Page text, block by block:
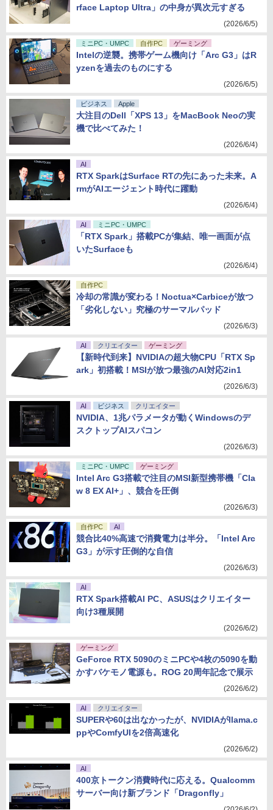
rface Laptop Ultra」の中身が異次元すぎる
(2026/6/5)
ミニPC・UMPC 自作PC ゲーミング
Intelの逆襲。携帯ゲーム機向け「Arc G3」はR
yzenを過去のものにする
(2026/6/5)
ビジネス Apple
大注目のDell「XPS 13」をMacBook Neoの実
機で比べてみた！
(2026/6/4)
AI
RTX SparkはSurface RTの先にあった未来。A
rmがAIエージェント時代に躍動
(2026/6/4)
AI ミニPC・UMPC
「RTX Spark」搭載PCが集結、唯一画面が点
いたSurfaceも
(2026/6/4)
自作PC
冷却の常識が変わる！Noctua×Carbiceが放つ
「劣化しない」究極のサーマルパッド
(2026/6/3)
AI クリエイター ゲーミング
【新時代到来】NVIDIAの超大物CPU「RTX Sp
ark」初搭載！MSIが放つ最強のAI対応2in1
(2026/6/3)
AI ビジネス クリエイター
NVIDIA、1兆パラメータが動くWindowsのデ
スクトップAIスパコン
(2026/6/3)
ミニPC・UMPC ゲーミング
Intel Arc G3搭載で注目のMSI新型携帯機「Cla
w 8 EX AI+」、競合を圧倒
(2026/6/3)
自作PC AI
競合比40%高速で消費電力は半分。「Intel Arc
G3」が示す圧倒的な自信
(2026/6/3)
AI
RTX Spark搭載AI PC、ASUSはクリエイター
向け3種展開
(2026/6/2)
ゲーミング
GeForce RTX 5090のミニPCや4枚の5090を動
かすバケモノ電源も。ROG 20周年記念で展示
(2026/6/2)
AI クリエイター
SUPERや60は出なかったが、NVIDIAがllama.c
ppやComfyUIを2倍高速化
(2026/6/2)
AI
400京トークン消費時代に応える。Qualcomm
サーバー向け新ブランド「Dragonfly」